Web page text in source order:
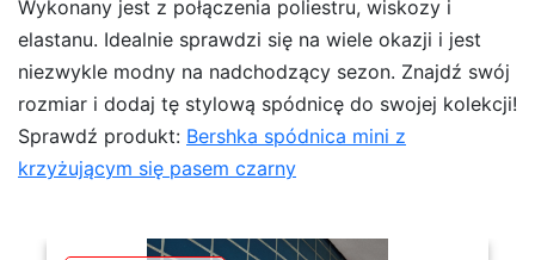
Wykonany jest z połączenia poliestru, wiskozy i
elastanu. Idealnie sprawdzi się na wiele okazji i jest
niezwykle modny na nadchodzący sezon. Znajdź swój
rozmiar i dodaj tę stylową spódnicę do swojej kolekcji!
Sprawdź produkt: Bershka spódnica mini z
krzyżującym się pasem czarny